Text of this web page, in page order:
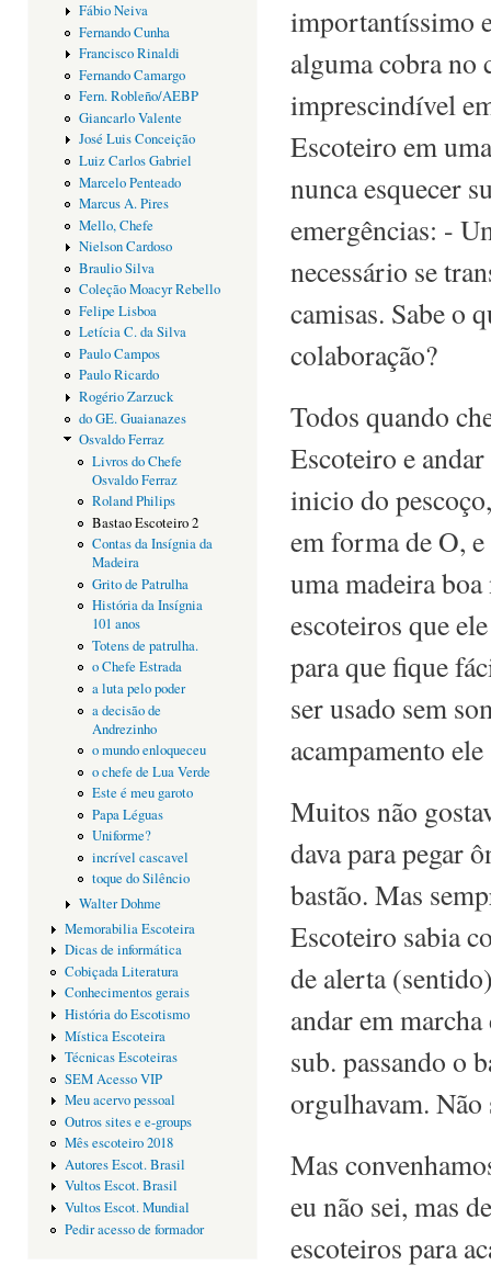
Fábio Neiva
Fernando Cunha
Francisco Rinaldi
Fernando Camargo
Fern. Robleño/AEBP
Giancarlo Valente
José Luis Conceição
Luiz Carlos Gabriel
Marcelo Penteado
Marcus A. Pires
Mello, Chefe
Nielson Cardoso
Braulio Silva
Coleção Moacyr Rebello
Felipe Lisboa
Letícia C. da Silva
Paulo Campos
Paulo Ricardo
Rogério Zarzuck
do GE. Guaianazes
Osvaldo Ferraz
Livros do Chefe
Osvaldo Ferraz
Roland Philips
Bastao Escoteiro 2
Contas da Insígnia da
Madeira
Grito de Patrulha
História da Insígnia
101 anos
Totens de patrulha.
o Chefe Estrada
a luta pelo poder
a decisão de
Andrezinho
o mundo enloqueceu
o chefe de Lua Verde
Este é meu garoto
Papa Léguas
Uniforme?
incrível cascavel
toque do Silêncio
Walter Dohme
Memorabilia Escoteira
Dicas de informática
Cobiçada Literatura
Conhecimentos gerais
História do Escotismo
Mística Escoteira
Técnicas Escoteiras
SEM Acesso VIP
Meu acervo pessoal
Outros sites e e-groups
Mês escoteiro 2018
Autores Escot. Brasil
Vultos Escot. Brasil
Vultos Escot. Mundial
Pedir acesso de formador
importantíssimo
alguma cobra no
imprescindível
Escoteiro em
nunca esquecer
emergências: -
necessário se
camisas. Sabe o
colaboração?
Todos quando
Escoteiro e
inicio do
em forma de O,
uma madeira
escoteiros que
para que fique
ser usado sem
acampamento
Muitos não
dava para pegar
bastão. Mas
Escoteiro sabia
de alerta
andar em
sub. passando o
orgulhavam. Não
Mas
eu não sei, mas
escoteiros para